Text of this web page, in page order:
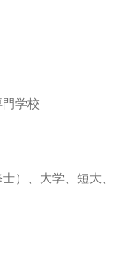
学校
）、大学、短大、